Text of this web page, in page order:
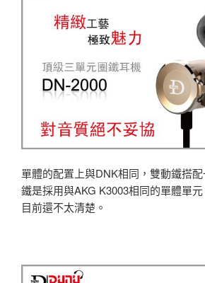
單體的配置上與DNK相同，雙動鐵搭
鐵是採用與AKG K3003相同的單體單
目前還不太清楚。